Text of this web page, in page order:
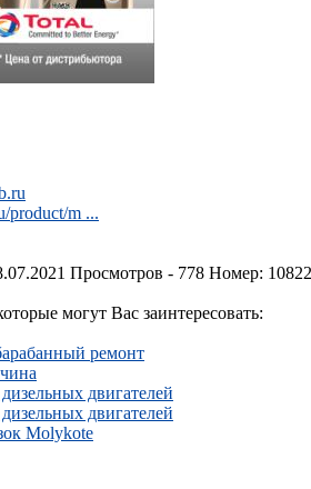
product/m ...
Просмотров - 778 Номер:
могут Вас заинтересовать:
ремонт
двигателей
двигателей
Molykote